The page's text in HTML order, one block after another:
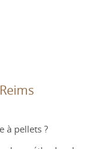
à pellets ?